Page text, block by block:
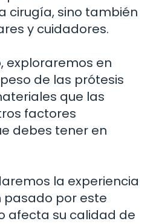
cirugía, sino también
y cuidadores.
exploraremos en
de las prótesis
que las
factores
debes tener en
la experiencia
pasado por este
afecta su calidad de